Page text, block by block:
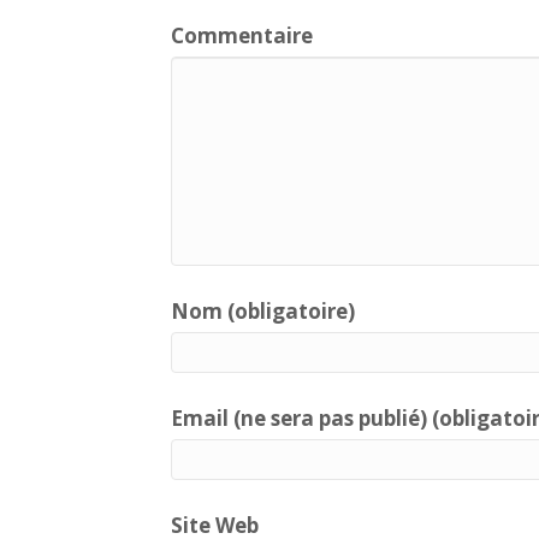
Commentaire
Nom (obligatoire)
Email (ne sera pas publié)
Site Web